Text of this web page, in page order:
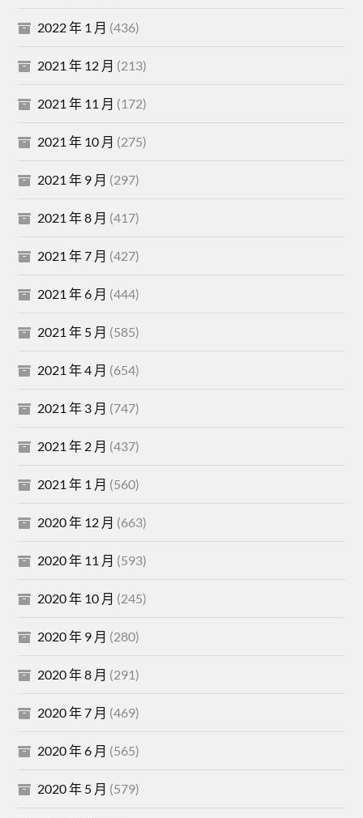
2022 年 1 月 (436)
2021 年 12 月 (213)
2021 年 11 月 (172)
2021 年 10 月 (275)
2021 年 9 月 (297)
2021 年 8 月 (417)
2021 年 7 月 (427)
2021 年 6 月 (444)
2021 年 5 月 (585)
2021 年 4 月 (654)
2021 年 3 月 (747)
2021 年 2 月 (437)
2021 年 1 月 (560)
2020 年 12 月 (663)
2020 年 11 月 (593)
2020 年 10 月 (245)
2020 年 9 月 (280)
2020 年 8 月 (291)
2020 年 7 月 (469)
2020 年 6 月 (565)
2020 年 5 月 (579)